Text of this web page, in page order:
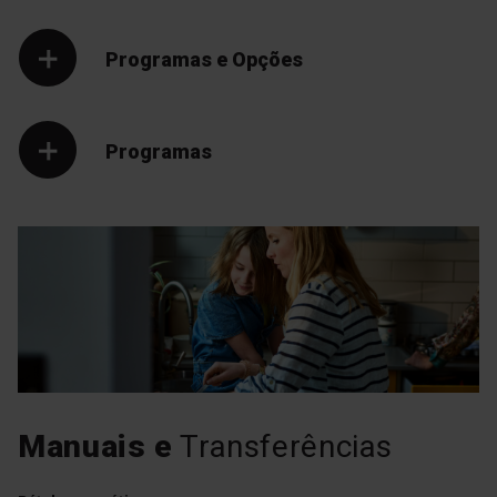
evita que as crianças alterem
acidentalmente as
definições.
Sensor de Turvação
Programas e Opções
Programas
Manuais e Transferências